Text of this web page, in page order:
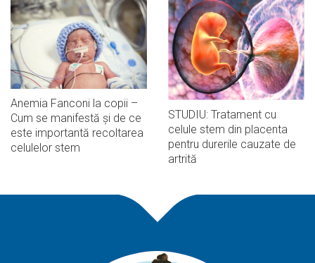
Anemia Fanconi la copii –
Cum se manifestă și de ce
este importantă recoltarea
celulelor stem
STUDIU: Tratament cu
celule stem din placenta
pentru durerile cauzate de
artrită